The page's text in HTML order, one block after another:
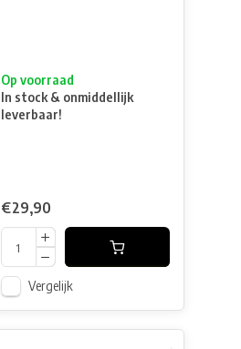
Op voorraad
In stock & onmiddellijk
leverbaar!
€29,90
Vergelijk